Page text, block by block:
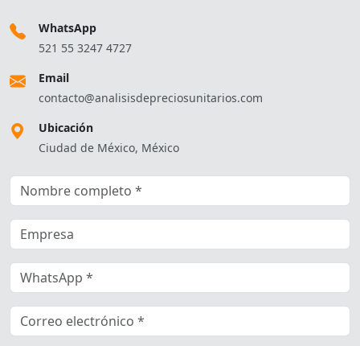
WhatsApp
521 55 3247 4727
Email
contacto@analisisdepreciosunitarios.com
Ubicación
Ciudad de México, México